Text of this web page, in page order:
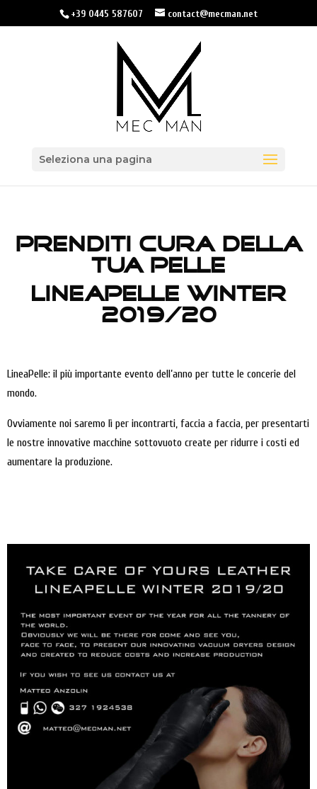
+39 0445 587607 contact@mecman.net
Seleziona una pagina
PRENDITI CURA DELLA
TUA PELLE
LINEAPELLE WINTER
2019/20
LineaPelle: il più importante evento dell’anno per tutte le concerie del
mondo.
Ovviamente noi saremo lì per incontrarti, faccia a faccia, per presentarti
le nostre innovative macchine sottovuoto create per ridurre i costi ed
aumentare la produzione.